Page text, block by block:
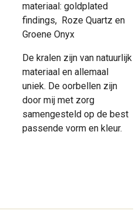
materiaal: goldplated
findings, Roze Quartz en
Groene Onyx
De kralen zijn van natuurlijk
materiaal en allemaal
uniek. De oorbellen zijn
door mij met zorg
samengesteld op de best
passende vorm en kleur.